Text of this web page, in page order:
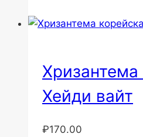
Хризантема
Хейди вайт
₽170.00